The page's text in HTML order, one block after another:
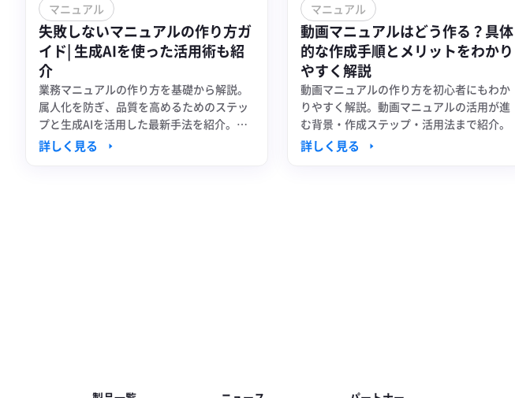
マニュアル
失敗しないマニュアルの作り方ガ
イド| 生成AIを使った活用術も紹
介
業務マニュアルの作り方を基礎から解説。
属人化を防ぎ、品質を高めるためのステッ
プと生成AIを活用した最新手法を紹介。ツ
ール・テンプレート情報も。
詳しく見る
マニュアル
動画マニュアルはどう作る？具体
的な作成手順とメリットをわかり
やすく解説
動画マニュアルの作り方を初心者にもわか
りやすく解説。動画マニュアルの活用が進
む背景・作成ステップ・活用法まで紹介。
詳しく見る